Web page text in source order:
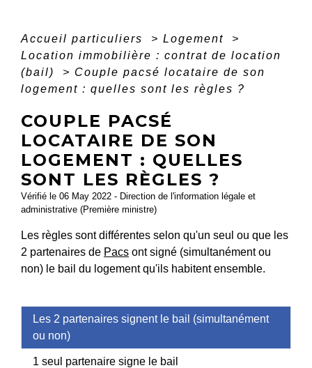
Accueil particuliers > Logement
>
Location immobilière : contrat de location
(bail)
> Couple pacsé locataire de son
logement : quelles sont les règles ?
COUPLE PACSÉ
LOCATAIRE DE SON
LOGEMENT : QUELLES
SONT LES RÈGLES ?
Vérifié le 06 May 2022 - Direction de l'information légale et
administrative (Première ministre)
Les règles sont différentes selon qu'un seul ou que les
2 partenaires de Pacs ont signé (simultanément ou
non) le bail du logement qu'ils habitent ensemble.
Les 2 partenaires signent le bail (simultanément
ou non)
1 seul partenaire signe le bail